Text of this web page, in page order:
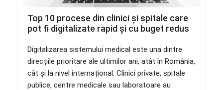
Top 10 procese din clinici și spitale care
pot fi digitalizate rapid și cu buget redus
Digitalizarea sistemului medical este una dintre
direcțiile prioritare ale ultimilor ani, atât în România,
cât și la nivel internațional. Clinici private, spitale
publice, centre medicale sau laboratoare au